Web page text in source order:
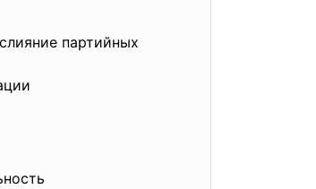
партийных